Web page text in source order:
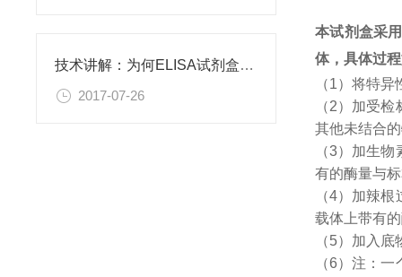
技术讲解：为何ELISA试剂盒OD值不正常
2017-07-26
本试剂盒采
体，具体过
（1）将特
（2）加受
其他未结合
（3）加生
有的酶量与
（4）加辣
载体上带有
（5）加入
（6）注：